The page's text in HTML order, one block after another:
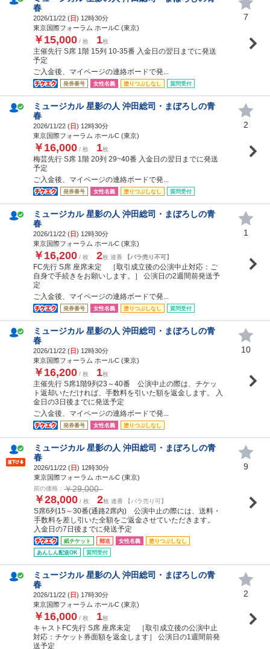
春
2026/11/22 (日) 12時30分
東京国際フォーラム ホールC (東京)
￥15,000 / 枚 1枚
主催先行 S席 1階 15列 10-35番 入金日の翌日までに発送
予定
ご入金後、マイページの連絡ボードで発...
発券番号 女性名義 塗りつぶしなし 質問受付
7
ミュージカル 星影の人 沖田総司・まぼろしの青
春
2026/11/22 (日) 12時30分
東京国際フォーラム ホールC (東京)
￥16,000 / 枚 1枚
梅芸先行 S席 1階 20列 29~40番 入金日の翌日までに発送
予定
ご入金後、マイページの連絡ボードで発...
発券番号 女性名義 塗りつぶしなし 質問受付
2
ミュージカル 星影の人 沖田総司・まぼろしの青
春
2026/11/22 (日) 12時30分
東京国際フォーラム ホールC (東京)
￥16,200 / 枚 2枚 連番 【バラ売り不可】
FC先行 S席 座席未定 ［取引成立後の公演中止対応：ご
自身で手続きをお願いします。］ 公演日の2週間前発送予
定
ご入金後、マイページの連絡ボードで発...
発券番号 女性名義 塗りつぶしなし 質問受付
1
ミュージカル 星影の人 沖田総司・まぼろしの青
春
2026/11/22 (日) 12時30分
東京国際フォーラム ホールC (東京)
￥16,200 / 枚 1枚
主催先行 S席1階9列23～40番 公演中止の際は、チケッ
ト返却いただければ、手数料を引いた額を返金します。 入
金日の3日後までに発送予定
ご入金後、マイページの連絡ボードで発...
発券番号 女性名義 塗りつぶしなし
10
ミュージカル 星影の人 沖田総司・まぼろしの青
春
2026/11/22 (日) 12時30分
東京国際フォーラム ホールC (東京)
前の価格： ￥29,000
￥28,000 / 枚 2枚 連番 【バラ売り可】
S席6列15～30番(通路2席内) 公演中止の際には、送料・
手数料を差し引いた全額をご返金させていただきます。
入金日の7日後までに発送予定
紙チケット 郵送 女性名義
塗りつぶしなし
あんしん配送OK
質問受付
9
ミュージカル 星影の人 沖田総司・まぼろしの青
春
2026/11/22 (日) 17時30分
東京国際フォーラム ホールC (東京)
￥16,000 / 枚 1枚
キャストFC先行 S席 座席未定 ［取引成立後の公演中止
対応：チケット券面額を返金します］ 公演日の1週間前発
送予定
2